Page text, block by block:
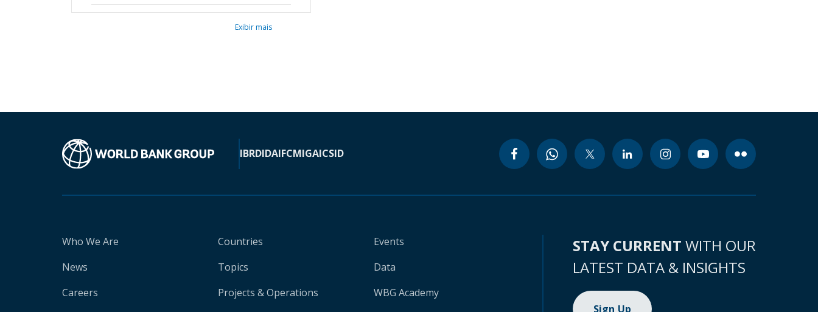
Exibir mais
IBRDIDAIFCMIGAICSID
Who We Are
News
Careers
Countries
Topics
Projects & Operations
Events
Data
WBG Academy
STAY CURRENT WITH OUR
LATEST DATA & INSIGHTS
Sign Up